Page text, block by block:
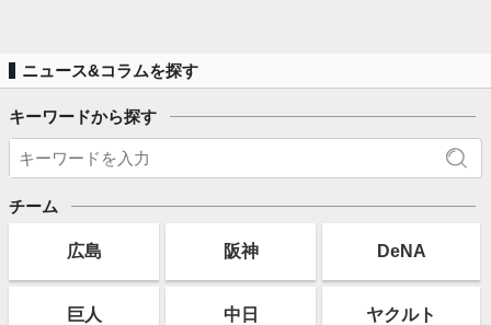
ニュース&コラムを探す
キーワードから探す
チーム
広島 阪神 DeNA
巨人 中日 ヤクルト